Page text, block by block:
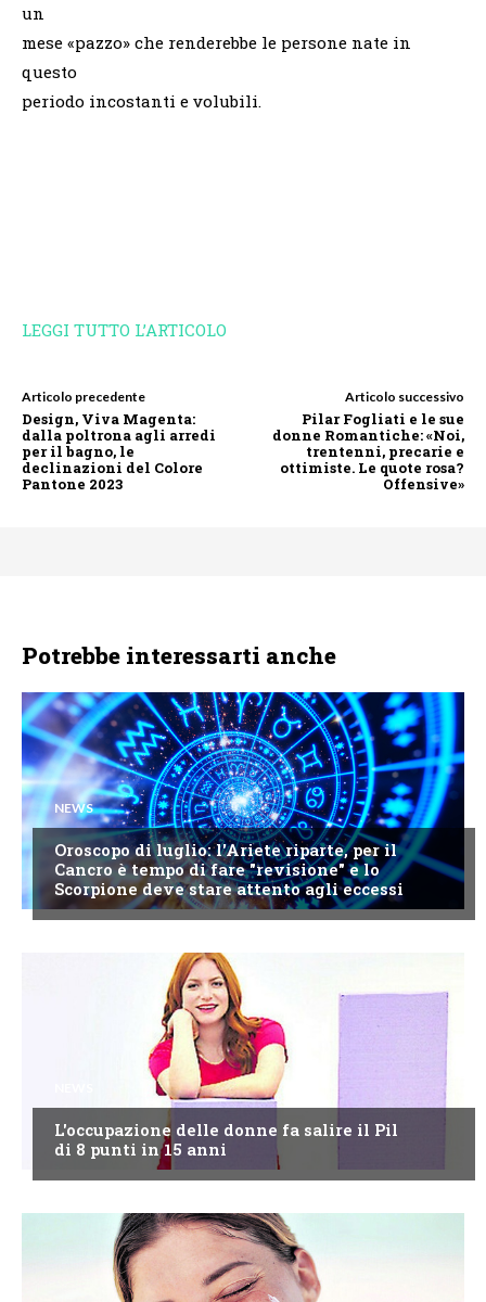
un
mese «pazzo» che renderebbe le persone nate in
questo
periodo incostanti e volubili.
LEGGI TUTTO L’ARTICOLO
Articolo precedente
Design, Viva Magenta:
dalla poltrona agli arredi
per il bagno, le
declinazioni del Colore
Pantone 2023
Articolo successivo
Pilar Fogliati e le sue
donne Romantiche: «Noi,
trentenni, precarie e
ottimiste. Le quote rosa?
Offensive»
Potrebbe interessarti anche
NEWS
Oroscopo di luglio: l'Ariete riparte, per il
Cancro è tempo di fare "revisione" e lo
Scorpione deve stare attento agli eccessi
L'occupazione delle donne fa salire il Pil
di 8 punti in 15 anni